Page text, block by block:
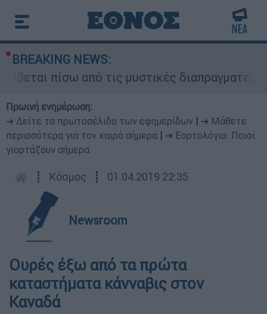
BREAKING NEWS:
πίσω από τις μυστικές
Πρωινή ενημέρωση:
➔ Δείτε τα πρωτοσέλιδα των εφημερίδων
➔ Μάθετε
περισσότερα για τον καιρό σήμερα
➔ Εορτολόγιο: Ποιοι
γιορτάζουν σήμερα
┋ Κόσμος ┋ 01.04.2019 22:35
Newsroom
Ουρές έξω από τα πρώτα
καταστήματα κάνναβις στον
Καναδά